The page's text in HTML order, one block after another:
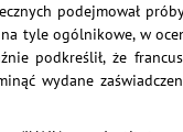
podejmował
tyle ogólnikowe, w
podkreślił, że
wydane